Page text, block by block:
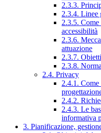
2.3.3.
2.3.4. Linee
2.3.5.
accessibilità
2.3.6.
attuazione
2.3.7.
2.3.8.
2.4. Privacy
2.4.1.
2.4.2.
2.4.3. Le
informativa
3. Pianificazione,